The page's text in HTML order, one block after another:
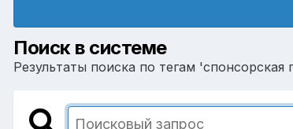
Поиск в системе
Результаты поиска по тегам